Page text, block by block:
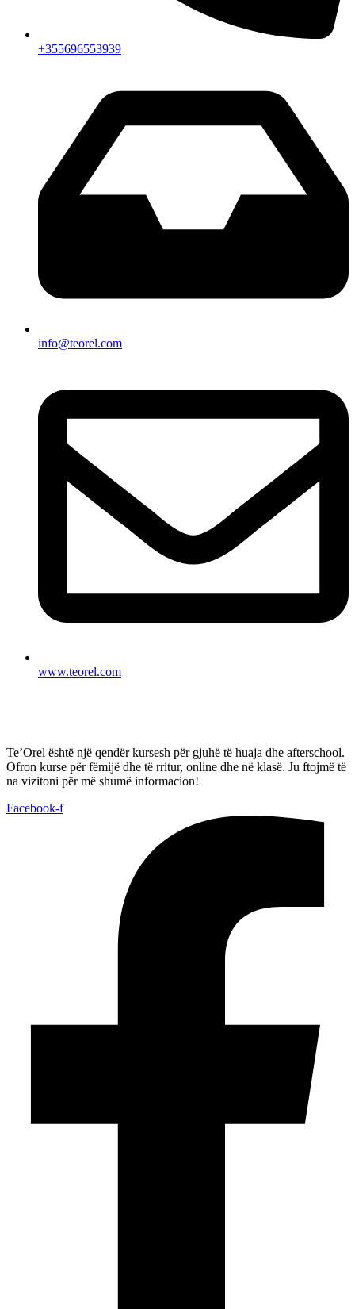
+355696553939
info@teorel.com
www.teorel.com
Te’Orel është një qendër kursesh për gjuhë të huaja dhe afterschool.
Ofron kurse për fëmijë dhe të rritur, online dhe në klasë. Ju ftojmë të
na vizitoni për më shumë informacion!
Facebook-f